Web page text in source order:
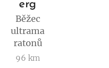
erg
Běžec
ultrama
ratonů
96 km